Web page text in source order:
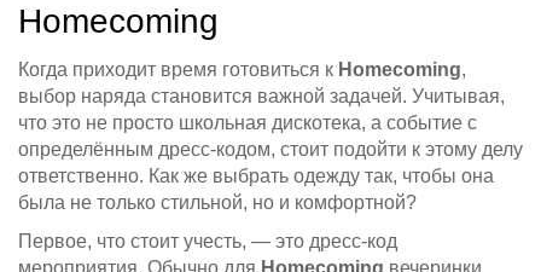
Homecoming
Когда приходит время готовиться к Homecoming,
выбор наряда становится важной задачей. Учитывая,
что это не просто школьная дискотека, а событие с
определённым дресс-кодом, стоит подойти к этому делу
ответственно. Как же выбрать одежду так, чтобы она
была не только стильной, но и комфортной?
Первое, что стоит учесть, — это дресс-код